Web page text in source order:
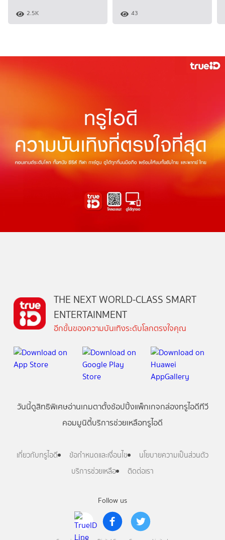
2.5K 43
Follow us
THE NEXT WORLD-CLASS SMART
ENTERTAINMENT
อีกขั้นของความบันเทิงระดับโลกตรงใจคุณ
วันนี้ดูสิทธิพิเศษอ่านเกมตาตั้งช้อปปิ้งแพ็กเกจกล่องทรูไอดีทีวี
คอมมูนิตี้บริการช่วยเหลือทรูไอดี
เกี่ยวกับทรูไอดี ข้อกำหนดและเงื่อนไข
นโยบายความเป็นส่วนตัว
บริการช่วยเหลือ
ติดต่อเรา